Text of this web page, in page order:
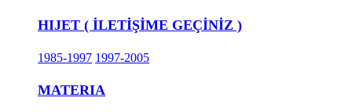
HIJET ( İLETİŞİME GEÇİNİZ )
1985-1997 1997-2005
MATERIA